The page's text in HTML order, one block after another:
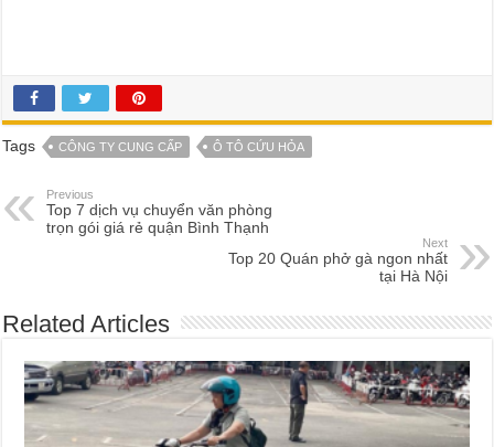
Tags CÔNG TY CUNG CẤP Ô TÔ CỨU HỎA
Previous
Top 7 dịch vụ chuyển văn phòng
trọn gói giá rẻ quận Bình Thạnh
Next
Top 20 Quán phở gà ngon nhất
tại Hà Nội
Related Articles